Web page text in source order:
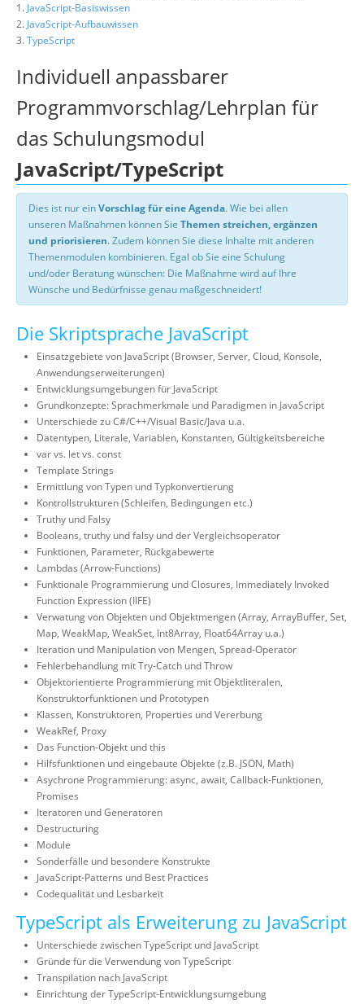
1. JavaScript-Basiswissen
2. JavaScript-Aufbauwissen
3.TypeScript
Individuell anpassbarer
Programmvorschlag/Lehrplan für
das Schulungsmodul
JavaScript/TypeScript
Dies ist nur einVorschlag für eine Agenda. Wie bei allen
unseren Maßnahmen können Sie Themen streichen, ergänzen
und priorisieren. Zudem können Sie diese Inhalte mit anderen
Themenmodulen kombinieren. Egal ob Sie eine Schulung
und/oder Beratung wünschen: Die Maßnahme wird auf Ihre
Wünsche und Bedürfnisse genau maßgeschneidert!
Die Skriptsprache JavaScript
Einsatzgebiete von JavaScript (Browser, Server, Cloud, Konsole,
Anwendungserweiterungen)
Entwicklungsumgebungen für JavaScript
Grundkonzepte: Sprachmerkmale und Paradigmen in JavaScript
Unterschiede zu C#/C++/Visual Basic/Java u.a.
Datentypen, Literale, Variablen, Konstanten, Gültigkeitsbereiche
var vs. let vs. const
Template Strings
Ermittlung von Typen und Typkonvertierung
Kontrollstrukturen (Schleifen, Bedingungen etc.)
Truthy und Falsy
Booleans, truthy und falsy und der Vergleichsoperator
Funktionen, Parameter, Rückgabewerte
Lambdas (Arrow-Functions)
Funktionale Programmierung und Closures, Immediately Invoked
Function Expression (IIFE)
Verwatung von Objekten und Objektmengen (Array, ArrayBuffer, Set,
Map, WeakMap, WeakSet, Int8Array, Float64Array u.a.)
Iteration und Manipulation von Mengen, Spread-Operator
Fehlerbehandlung mit Try-Catch und Throw
Objektorientierte Programmierung mit Objektliteralen,
Konstruktorfunktionen und Prototypen
Klassen, Konstruktoren, Properties und Vererbung
WeakRef, Proxy
Das Function-Objekt und this
Hilfsfunktionen und eingebaute Objekte (z.B. JSON, Math)
Asychrone Programmierung: async, await, Callback-Funktionen,
Promises
Iteratoren und Generatoren
Destructuring
Module
Sonderfälle und besondere Konstrukte
JavaScript-Patterns und Best Practices
Codequalität und Lesbarkeit
TypeScript als Erweiterung zu JavaScript
Unterschiede zwischen TypeScript und JavaScript
Gründe für die Verwendung von TypeScript
Transpilation nach JavaScript
Einrichtung der TypeScript-Entwicklungsumgebung